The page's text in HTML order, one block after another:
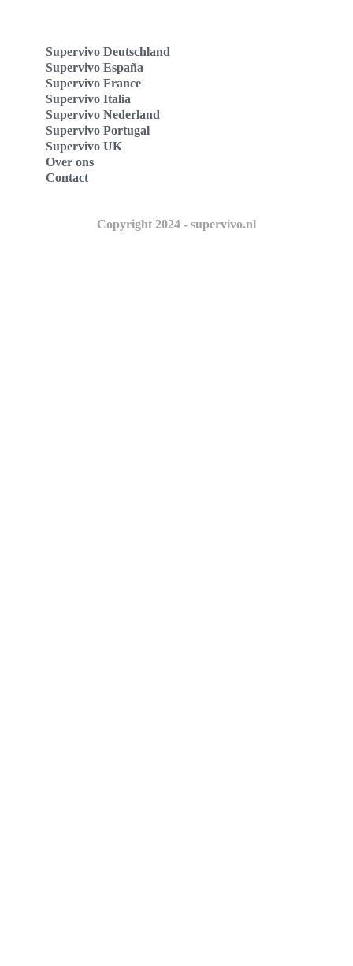
Supervivo Deutschland
Supervivo España
Supervivo France
Supervivo Italia
Supervivo Nederland
Supervivo Portugal
Supervivo UK
Over ons
Contact
Copyright 2024 - supervivo.nl